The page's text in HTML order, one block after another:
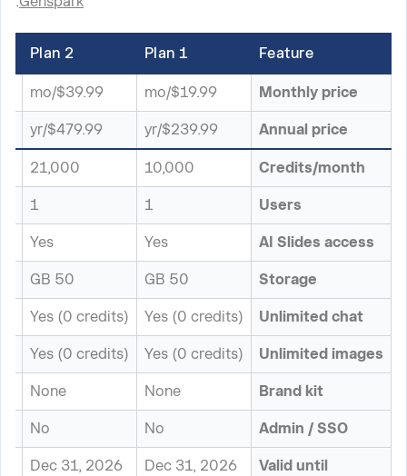
Feature
Plan 1
Plan 2
Monthly price
$19.99/mo
$39.99/mo
Annual price
$239.99/yr
$479.99/yr
Credits/month
10,000
21,000
Users
1
1
AI Slides access
Yes
Yes
Storage
50 GB
50 GB
Unlimited chat
Yes (0 credits)
Yes (0 credits)
Unlimited images
Yes (0 credits)
Yes (0 credits)
Brand kit
None
None
Admin / SSO
No
No
Valid until
Dec 31, 2026
Dec 31, 2026